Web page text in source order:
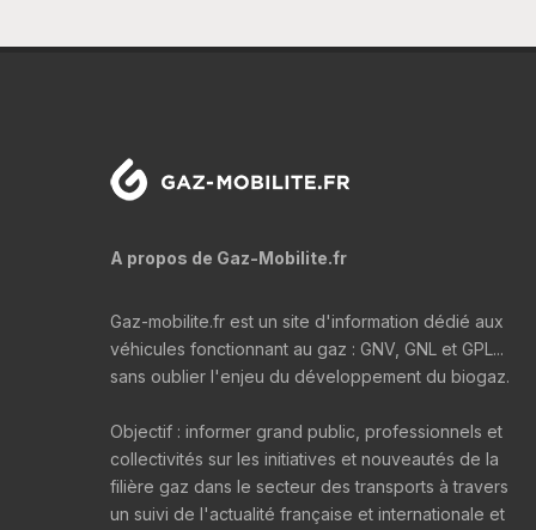
A propos de Gaz-Mobilite.fr
Gaz-mobilite.fr est un site d'information dédié aux
véhicules fonctionnant au gaz : GNV, GNL et GPL...
sans oublier l'enjeu du développement du biogaz.
Objectif : informer grand public, professionnels et
collectivités sur les initiatives et nouveautés de la
filière gaz dans le secteur des transports à travers
un suivi de l'actualité française et internationale et